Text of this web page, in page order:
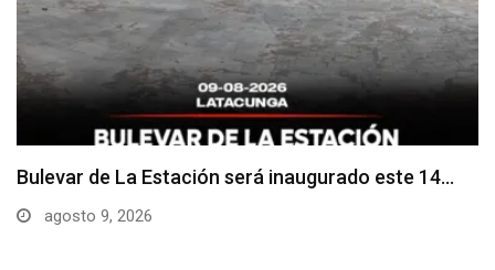
Adoquines levantados generan preocupación en
dos vías de…